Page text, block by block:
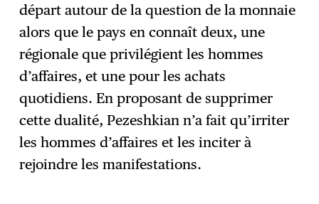
départ autour de la question de la monnaie
alors que le pays en connaît deux, une
régionale que privilégient les hommes
d’affaires, et une pour les achats
quotidiens. En proposant de supprimer
cette dualité, Pezeshkian n’a fait qu’irriter
les hommes d’affaires et les inciter à
rejoindre les manifestations.